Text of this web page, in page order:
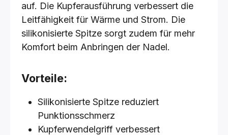
auf. Die Kupferausführung verbessert die
Leitfähigkeit für Wärme und Strom. Die
silikonisierte Spitze sorgt zudem für mehr
Komfort beim Anbringen der Nadel.
Vorteile:
Silikonisierte Spitze reduziert
Punktionsschmerz
Kupferwendelgriff verbessert